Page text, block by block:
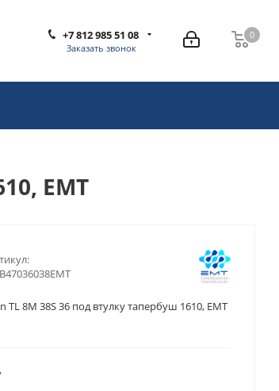
0
0
+7 812 985 51 08
Заказать звонок
EMT
8M 38S 36 под втулку тапербуш 1610, EMT